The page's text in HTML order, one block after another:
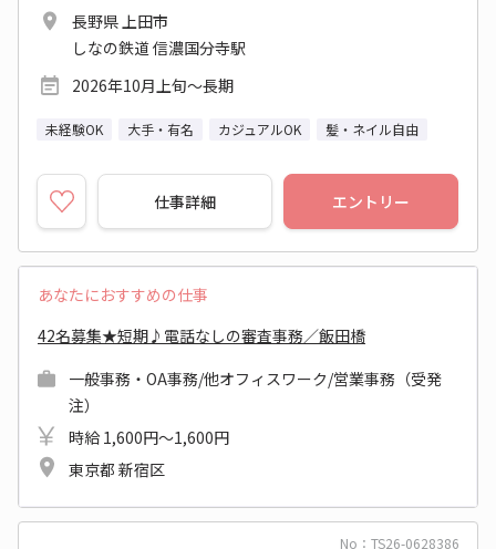
長野県 上田市
しなの鉄道 信濃国分寺駅
2026年10月上旬～長期
未経験OK 大手・有名 カジュアルOK 髪・ネイル自由
仕事詳細 エントリー
あなたにおすすめの仕事
42名募集★短期♪電話なしの審査事務／飯田橋
一般事務・OA事務/他オフィスワーク/営業事務（受発
注）
時給 1,600円～1,600円
東京都 新宿区
No：TS26-0628386